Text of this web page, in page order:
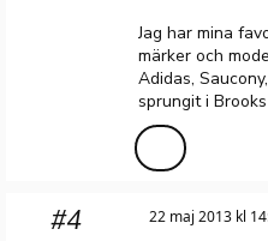
Jag har mina
märker och
Adidas,
sprungit i
#4 22 maj 2013 kl